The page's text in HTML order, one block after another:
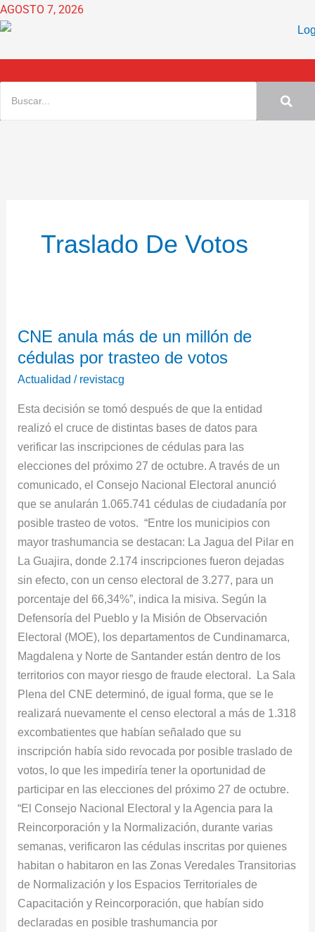
Ir
al
AGOSTO 7, 2026
Traslado De Votos
CNE anula más de un millón de
cédulas por trasteo de votos
Actualidad / revistacg
Esta decisión se tomó después de que la entidad
realizó el cruce de distintas bases de datos para
verificar las inscripciones de cédulas para las
elecciones del próximo 27 de octubre. A través de un
comunicado, el Consejo Nacional Electoral anunció
que se anularán 1.065.741 cédulas de ciudadanía por
posible trasteo de votos. “Entre los municipios con
mayor trashumancia se destacan: La Jagua del Pilar en
La Guajira, donde 2.174 inscripciones fueron dejadas
sin efecto, con un censo electoral de 3.277, para un
porcentaje del 66,34%”, indica la misiva. Según la
Defensoría del Pueblo y la Misión de Observación
Electoral (MOE), los departamentos de Cundinamarca,
Magdalena y Norte de Santander están dentro de los
territorios con mayor riesgo de fraude electoral. La Sala
Plena del CNE determinó, de igual forma, que se le
realizará nuevamente el censo electoral a más de 1.318
excombatientes que habían señalado que su
inscripción había sido revocada por posible traslado de
votos, lo que les impediría tener la oportunidad de
participar en las elecciones del próximo 27 de octubre.
“El Consejo Nacional Electoral y la Agencia para la
Reincorporación y la Normalización, durante varias
semanas, verificaron las cédulas inscritas por quienes
habitan o habitaron en las Zonas Veredales Transitorias
de Normalización y los Espacios Territoriales de
Capacitación y Reincorporación, que habían sido
declaradas en posible trashumancia por
anula
más
de
millón
de
cédulas
por
trasteo
de
votos